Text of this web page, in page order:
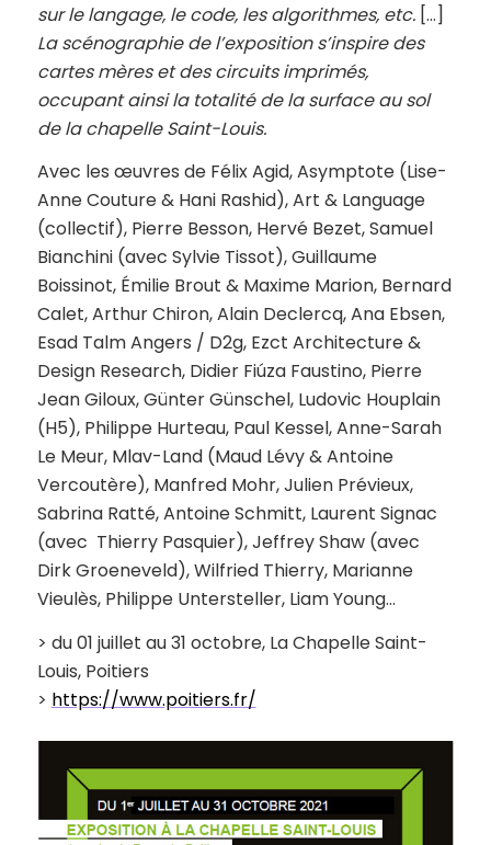
sur le langage, le code, les algorithmes, etc.[…]
La scénographie de l’exposition s’inspire des
cartes mères et des circuits imprimés,
occupant ainsi la totalité de la surface au sol
de la chapelle Saint-Louis.
Avec les œuvres de Félix Agid, Asymptote (Lise-
Anne Couture & Hani Rashid), Art & Language
(collectif), Pierre Besson, Hervé Bezet, Samuel
Bianchini (avec Sylvie Tissot), Guillaume
Boissinot, Émilie Brout & Maxime Marion, Bernard
Calet, Arthur Chiron, Alain Declercq, Ana Ebsen,
Esad Talm Angers / D2g, Ezct Architecture &
Design Research, Didier Fiúza Faustino, Pierre
Jean Giloux, Günter Günschel, Ludovic Houplain
(H5), Philippe Hurteau, Paul Kessel, Anne-Sarah
Le Meur, Mlav-Land (Maud Lévy & Antoine
Vercoutère), Manfred Mohr, Julien Prévieux,
Sabrina Ratté, Antoine Schmitt, Laurent Signac
(avec Thierry Pasquier), Jeffrey Shaw (avec
Dirk Groeneveld), Wilfried Thierry, Marianne
Vieulès, Philippe Untersteller, Liam Young…
> du 01 juillet au 31 octobre, La Chapelle Saint-
Louis, Poitiers
> https://www.poitiers.fr/